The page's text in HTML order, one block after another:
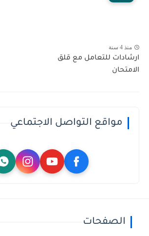
منذ 4 سنة
ارشادات للتعامل مع قلق
الامتحان
مواقع التواصل الاجتماعي
الصفحات